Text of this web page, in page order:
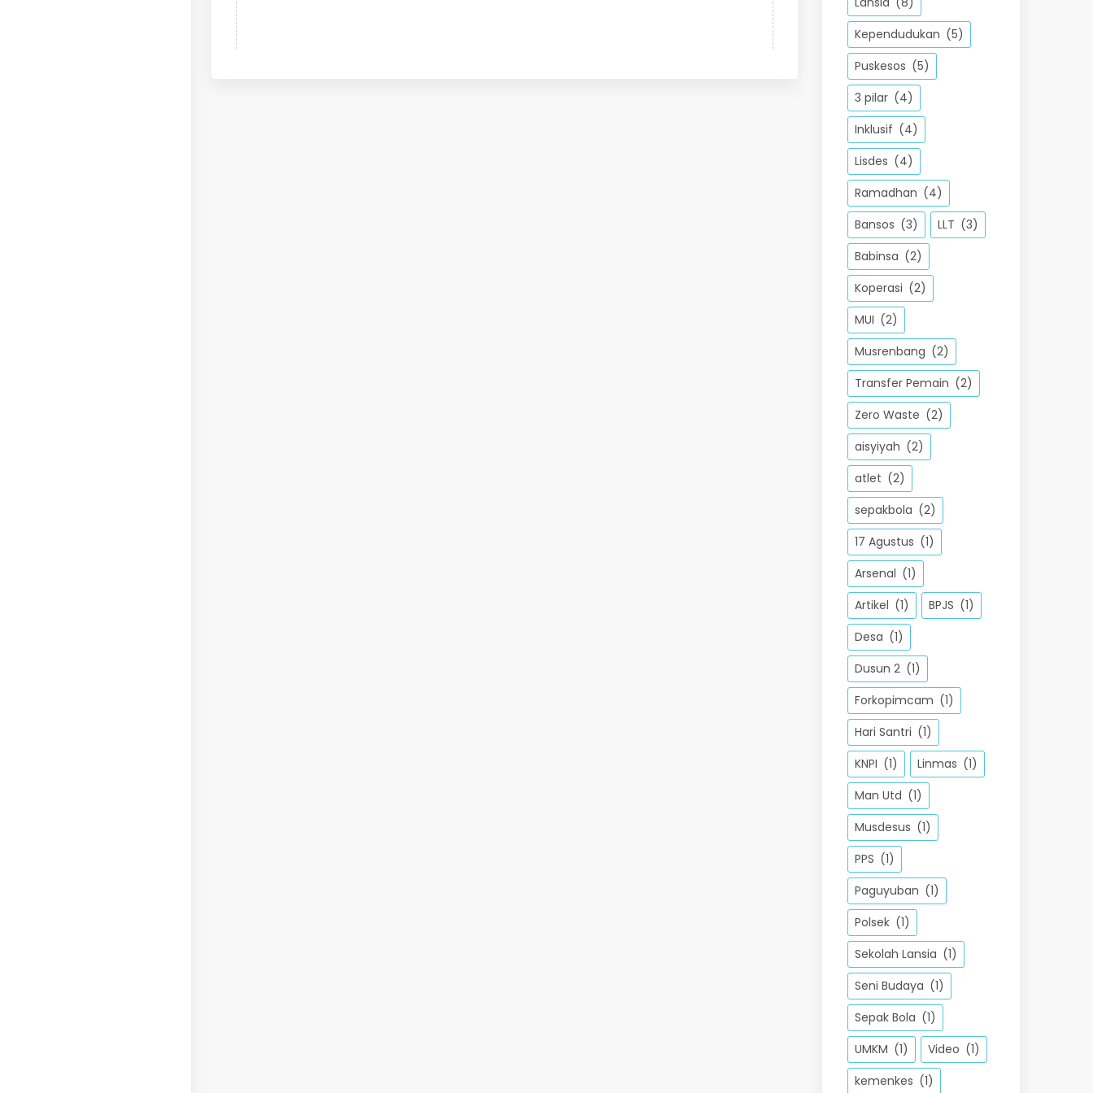
Kependudukan (5)
Puskesos (5)
3 pilar (4)
Inklusif (4)
Lisdes (4)
Ramadhan (4)
Bansos (3) LLT (3)
Babinsa (2)
Koperasi (2)
MUI (2)
Musrenbang (2)
Transfer Pemain (2)
Zero Waste (2)
aisyiyah (2)
atlet (2)
sepakbola (2)
17 Agustus (1)
Arsenal (1)
Artikel (1) BPJS (1)
Desa (1)
Dusun 2 (1)
Forkopimcam (1)
Hari Santri (1)
KNPI (1) Linmas (1)
Man Utd (1)
Musdesus (1)
PPS (1)
Paguyuban (1)
Polsek (1)
Sekolah Lansia (1)
Seni Budaya (1)
Sepak Bola (1)
UMKM (1) Video (1)
kemenkes (1)